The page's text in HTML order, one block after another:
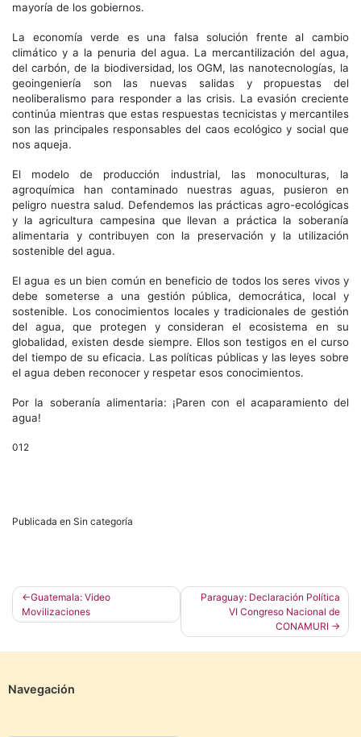
mayoría de los gobiernos.
La economía verde es una falsa solución frente al cambio
climático y a la penuria del agua. La mercantilización del agua,
del carbón, de la biodiversidad, los OGM, las nanotecnologías, la
geoingeniería son las nuevas salidas y propuestas del
neoliberalismo para responder a las crisis. La evasión creciente
continúa mientras que estas respuestas tecnicistas y mercantiles
son las principales responsables del caos ecológico y social que
nos aqueja.
El modelo de producción industrial, las monoculturas, la
agroquímica han contaminado nuestras aguas, pusieron en
peligro nuestra salud. Defendemos las prácticas agro-ecológicas
y la agricultura campesina que llevan a práctica la soberanía
alimentaria y contribuyen con la preservación y la utilización
sostenible del agua.
El agua es un bien común en beneficio de todos los seres vivos y
debe someterse a una gestión pública, democrática, local y
sostenible. Los conocimientos locales y tradicionales de gestión
del agua, que protegen y consideran el ecosistema en su
globalidad, existen desde siempre. Ellos son testigos en el curso
del tiempo de su eficacia. Las políticas públicas y las leyes sobre
el agua deben reconocer y respetar esos conocimientos.
Por la soberanía alimentaria: ¡Paren con el acaparamiento del
agua!
012
Publicada en Sin categoría
Navegación
de
entradas
Guatemala: Video
Movilizaciones
Paraguay: Declaración Política
VI Congreso Nacional de
CONAMURI
Navegación